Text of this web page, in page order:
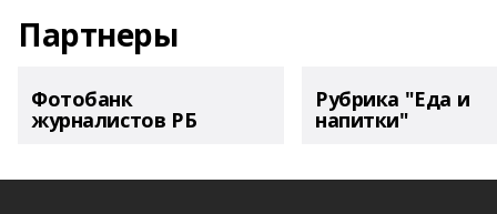
Партнеры
Фотобанк
журналистов РБ
Рубрика "Еда и
напитки"